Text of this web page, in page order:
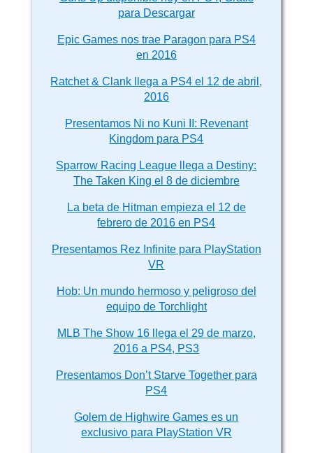
para Descargar
Epic Games nos trae Paragon para PS4
en 2016
Ratchet & Clank llega a PS4 el 12 de abril,
2016
Presentamos Ni no Kuni II: Revenant
Kingdom para PS4
Sparrow Racing League llega a Destiny:
The Taken King el 8 de diciembre
La beta de Hitman empieza el 12 de
febrero de 2016 en PS4
Presentamos Rez Infinite para PlayStation
VR
Hob: Un mundo hermoso y peligroso del
equipo de Torchlight
MLB The Show 16 llega el 29 de marzo,
2016 a PS4, PS3
Presentamos Don’t Starve Together para
PS4
Golem de Highwire Games es un
exclusivo para PlayStation VR